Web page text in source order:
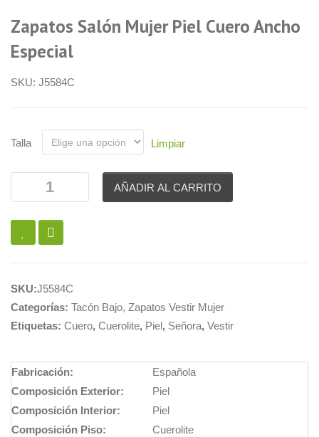
Zapatos Salón Mujer Piel Cuero Ancho
Especial
SKU: J5584C
Talla Limpiar
AÑADIR AL CARRITO
SKU:J5584C
Categorías: Tacón Bajo, Zapatos Vestir Mujer
Etiquetas: Cuero, Cuerolite, Piel, Señora, Vestir
Fabricación:
Española
Composición Exterior:
Piel
Composición Interior:
Piel
Composición Piso:
Cuerolite